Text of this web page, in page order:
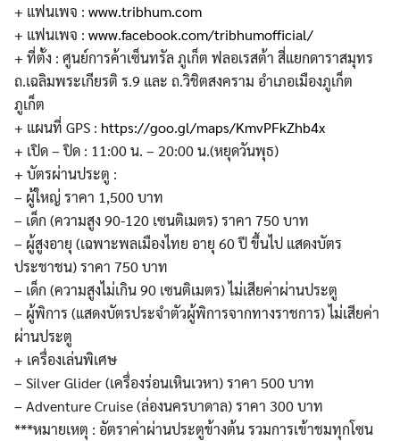
+ แฟนเพจ : www.tribhum.com
+ แฟนเพจ : www.facebook.com/tribhumofficial/
+ ที่ตั้ง : ศูนย์การค้าเซ็นทรัล ภูเก็ต ฟลอเรสต้า สี่แยกดาราสมุทร
ถ.เฉลิมพระเกียรติ ร.9 และ ถ.วิชิตสงคราม อำเภอเมืองภูเก็ต
ภูเก็ต
+ แผนที่ GPS : https://goo.gl/maps/KmvPFkZhb4x
+ เปิด – ปิด : 11:00 น. – 20:00 น.(หยุดวันพุธ)
+ บัตรผ่านประตู :
– ผู้ใหญ่ ราคา 1,500 บาท
– เด็ก (ความสูง 90-120 เซนติเมตร) ราคา 750 บาท
– ผู้สูงอายุ (เฉพาะพลเมืองไทย อายุ 60 ปี ขึ้นไป แสดงบัตร
ประชาชน) ราคา 750 บาท
– เด็ก (ความสูงไม่เกิน 90 เซนติเมตร) ไม่เสียค่าผ่านประตู
– ผู้พิการ (แสดงบัตรประจำตัวผู้พิการจากทางราชการ) ไม่เสียค่า
ผ่านประตู
+ เครื่องเล่นพิเศษ
– Silver Glider (เครื่องร่อนเหินเวหา) ราคา 500 บาท
– Adventure Cruise (ล่องนครบาดาล) ราคา 300 บาท
***หมายเหตุ : อัตราค่าผ่านประตูข้างต้น รวมการเข้าชมทุกโซน